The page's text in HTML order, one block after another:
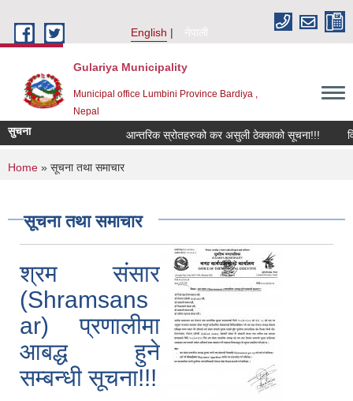
English
नेपाली
Gulariya Municipality
Municipal office Lumbini Province Bardiya ,
Nepal
सुचना आन्तरिक स्रोतहरुको कर असुली ठेक्काको सूचना!!!
You are here
Home » सूचना तथा समाचार
सूचना तथा समाचार
श्रम संसार
(Shramsans
ar) प्रणालीमा
आबद्ध हुने
सम्बन्धी सूचना!!!